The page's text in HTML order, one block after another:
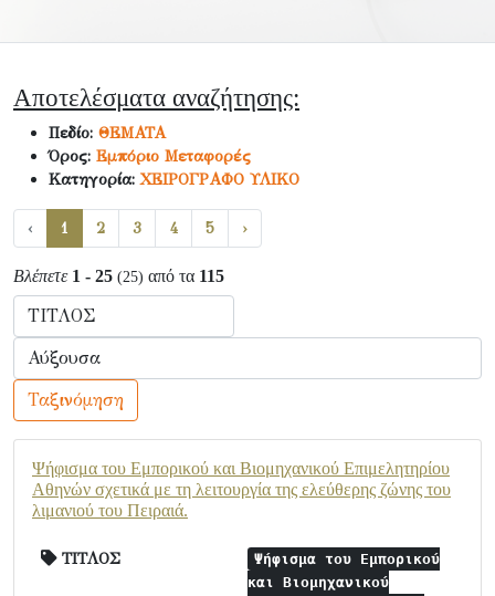
Αποτελέσματα αναζήτησης:
Πεδίο: ΘΕΜΑΤΑ
Όρος: Εμπόριο Μεταφορές
Κατηγορία:ΧΕΙΡΟΓΡΑΦΟ ΥΛΙΚΟ
‹ 1 2 3 4 5 ›
Βλέπετε 1 - 25 (25) από τα 115
Ταξινόμηση
Ψήφισμα του Εμπορικού και Βιομηχανικού Επιμελητηρίου
Αθηνών σχετικά με τη λειτουργία της ελεύθερης ζώνης του
λιμανιού του Πειραιά.
ΤΙΤΛΟΣ
Ψήφισμα του Εμπορικού
και Βιομηχανικού